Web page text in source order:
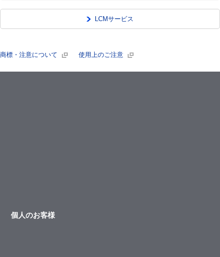
LCMサービス
商標・注意について 使用上のご注意
個人のお客様